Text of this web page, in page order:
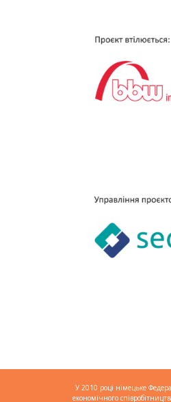
У 2010 році німецьке
економічного